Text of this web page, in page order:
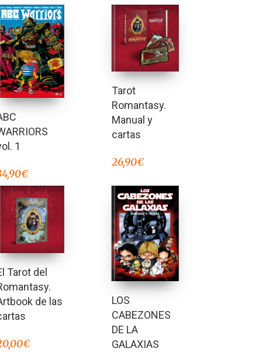
1
€
Tarot
Romantasy.
Manual y
cartas
26,90€
Tarot del
de las
€
LOS
CABEZONES
DE LA
GALAXIAS